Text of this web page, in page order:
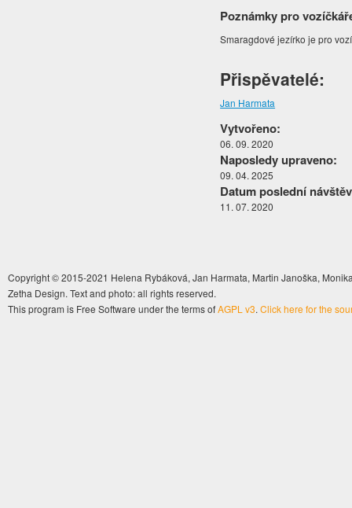
Poznámky pro
Smaragdové jezírko je pro
Přispěvatelé:
Jan Harmata
Vytvořeno:
06. 09. 2020
Naposledy upraveno:
09. 04. 2025
Datum poslední
11. 07. 2020
Copyright © 2015-2021 Helena Rybáková, Jan Harmata, Martin Janoška,
Zetha Design. Text and photo: all rights reserved.
This program is Free Software under the terms ofAGPL v3. Click here for the